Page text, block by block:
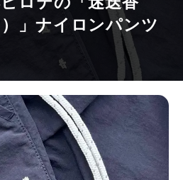
）」ナイロンパンツ